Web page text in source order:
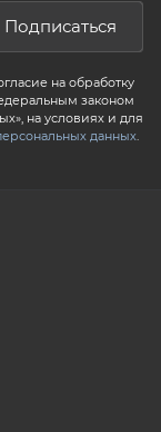
Подписаться
на обработку
законом
на условиях и для
данных.